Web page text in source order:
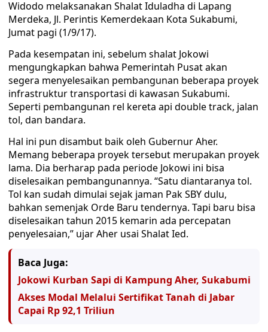
Widodo melaksanakan Shalat Iduladha di Lapang
Merdeka, Jl. Perintis Kemerdekaan Kota Sukabumi,
Jumat pagi (1/9/17).
Pada kesempatan ini, sebelum shalat Jokowi
mengungkapkan bahwa Pemerintah Pusat akan
segera menyelesaikan pembangunan beberapa proyek
infrastruktur transportasi di kawasan Sukabumi.
Seperti pembangunan rel kereta api double track, jalan
tol, dan bandara.
Hal ini pun disambut baik oleh Gubernur Aher.
Memang beberapa proyek tersebut merupakan proyek
lama. Dia berharap pada periode Jokowi ini bisa
diselesaikan pembangunannya. “Satu diantaranya tol.
Tol kan sudah dimulai sejak jaman Pak SBY dulu,
bahkan semenjak Orde Baru tendernya. Tapi baru bisa
diselesaikan tahun 2015 kemarin ada percepatan
penyelesaian,” ujar Aher usai Shalat Ied.
Baca Juga:
Jokowi Kurban Sapi di Kampung Aher, Sukabumi
Akses Modal Melalui Sertifikat Tanah di Jabar
Capai Rp 92,1 Triliun